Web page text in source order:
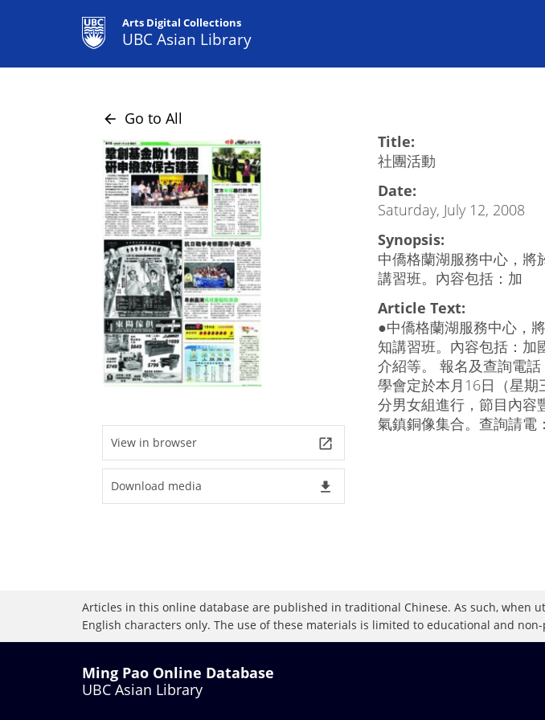
Arts Digital Collections
UBC Asian Library
arrow_back Go to All
View in browser launch
Download media file_download
Title:
社團活動
Date:
Saturday, July 12, 2008
Synopsis:
中僑格蘭湖服務中心，將
講習班。內容包括：加
Article Text:
●中僑格蘭湖服務中心，
知講習班。內容包括：加
介紹等。 報名及查詢電
學會定於本月16日（星期
分男女組進行，節目內容
氣鎮銅像集合。查詢請電
Articles in this online database are published in traditional Chinese. As such,
English characters only. The use of these materials is limited to educational and
Ming Pao Online Database
UBC Asian Library